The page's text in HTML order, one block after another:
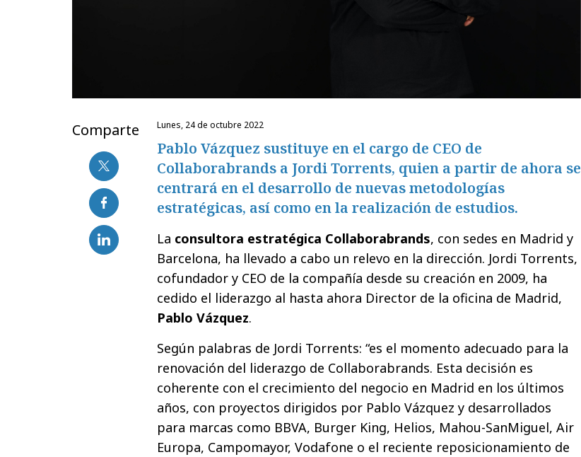
Comparte lunes, 24 de octubre 2022
Pablo Vázquez sustituye en el cargo de CEO de
Collaborabrands a Jordi Torrents, quien a partir de ahora se
centrará en el desarrollo de nuevas metodologías
estratégicas, así como en la realización de estudios.
La consultora estratégica Collaborabrands, con sedes en Madrid y
Barcelona, ha llevado a cabo un relevo en la dirección. Jordi Torrents,
cofundador y CEO de la compañía desde su creación en 2009, ha
cedido el liderazgo al hasta ahora Director de la oficina de Madrid,
Pablo Vázquez.
Según palabras de Jordi Torrents: “es el momento adecuado para la
renovación del liderazgo de Collaborabrands. Esta decisión es
coherente con el crecimiento del negocio en Madrid en los últimos
años, con proyectos dirigidos por Pablo Vázquez y desarrollados
para marcas como BBVA, Burger King, Helios, Mahou-SanMiguel, Air
Europa, Campomayor, Vodafone o el reciente reposicionamiento de